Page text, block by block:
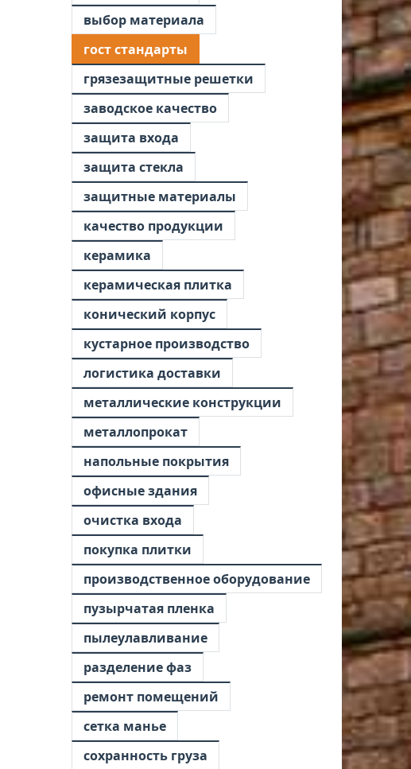
выбор материала
гост стандарты
грязезащитные решетки
заводское качество
защита входа
защита стекла
защитные материалы
качество продукции
керамика
керамическая плитка
конический корпус
кустарное производство
логистика доставки
металлические конструкции
металлопрокат
напольные покрытия
офисные здания
очистка входа
покупка плитки
производственное оборудование
пузырчатая пленка
пылеулавливание
разделение фаз
ремонт помещений
сетка манье
сохранность груза